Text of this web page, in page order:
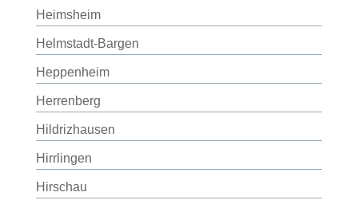
Heimsheim
Helmstadt-Bargen
Heppenheim
Herrenberg
Hildrizhausen
Hirrlingen
Hirschau